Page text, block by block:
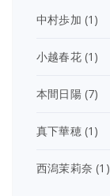
中村歩加 (1)
小越春花(1)
本間日陽(7)
真下華穂(1)
西潟茉莉奈 (1)